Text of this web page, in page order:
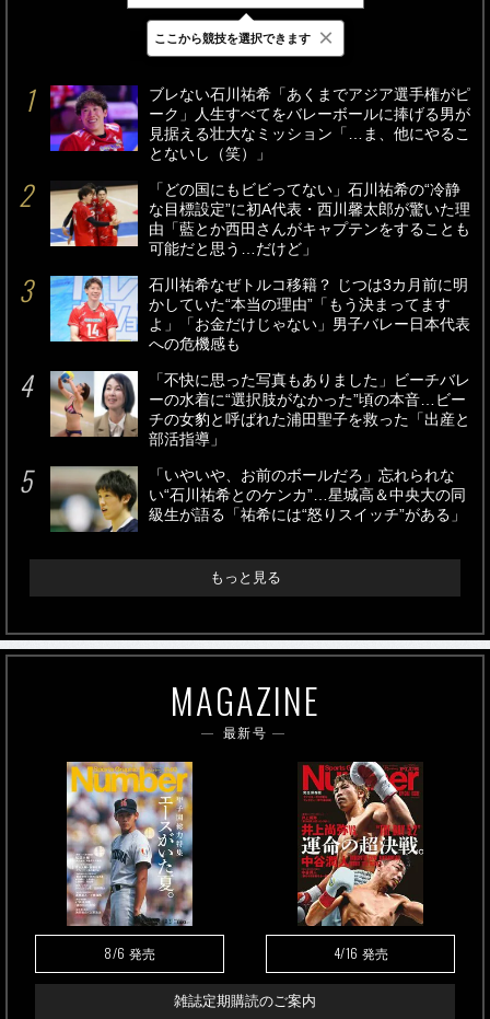
最新 24時間 週間
ブレない石川祐希「あくまでアジア選手権がピ
ーク」人生すべてをバレーボールに捧げる男が
見据える壮大なミッション「…ま、他にやるこ
とないし（笑）」
「どの国にもビビってない」石川祐希の“冷静
な目標設定”に初A代表・西川馨太郎が驚いた理
由「藍とか西田さんがキャプテンをすることも
可能だと思う…だけど」
石川祐希なぜトルコ移籍？ じつは3カ月前に明
かしていた“本当の理由”「もう決まってます
よ」「お金だけじゃない」男子バレー日本代表
への危機感も
「不快に思った写真もありました」ビーチバレ
ーの水着に“選択肢がなかった”頃の本音…ビー
チの女豹と呼ばれた浦田聖子を救った「出産と
部活指導」
「いやいや、お前のボールだろ」忘れられな
い“石川祐希とのケンカ”…星城高＆中央大の同
級生が語る「祐希には“怒りスイッチ”がある」
もっと見る
MAGAZINE
最新号
8/6 発売 4/16 発売
雑誌定期購読のご案内
ここから競技を選択できます ×